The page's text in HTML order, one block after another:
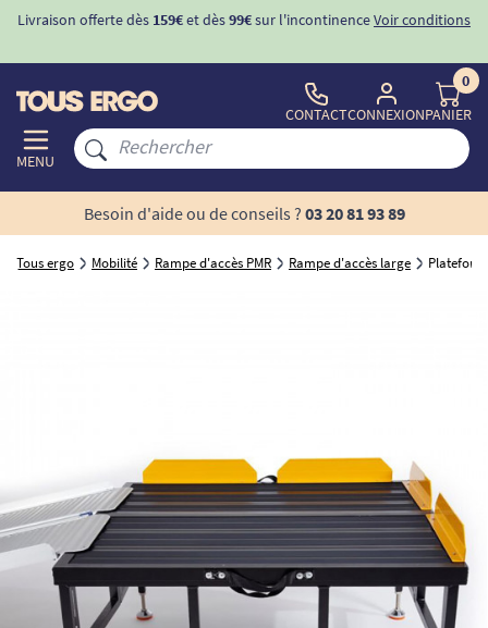
Livraison offerte dès 159€et dès99€sur l'incontinenceVoir conditions
MENU
CONTACTCONNEXION
0
PANIER
Besoin d'aide ou de conseils ? 03 20 81 93 89
Tous ergo Mobilité Rampe d'accès PMR Rampe d'accès large